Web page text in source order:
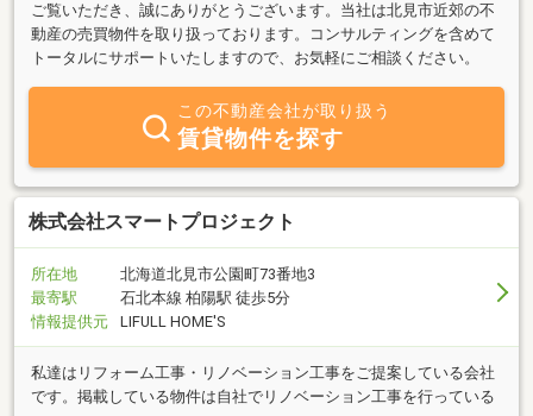
ご覧いただき、誠にありがとうございます。当社は北見市近郊の不
動産の売買物件を取り扱っております。コンサルティングを含めて
トータルにサポートいたしますので、お気軽にご相談ください。
この不動産会社が取り扱う
賃貸物件を探す
株式会社スマートプロジェクト
所在地
北海道北見市公園町73番地3
最寄駅
石北本線 柏陽駅 徒歩5分
情報提供元
LIFULL HOME'S
私達はリフォーム工事・リノベーション工事をご提案している会社
です。掲載している物件は自社でリノベーション工事を行っている